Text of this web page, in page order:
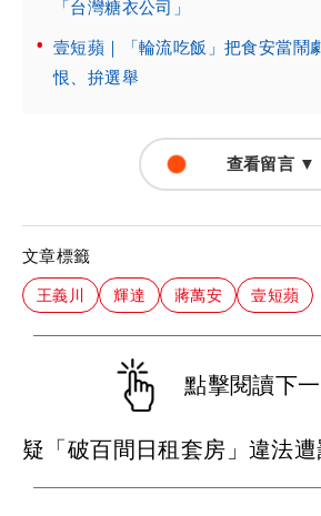
「台灣糖衣公司」
壹短蘋｜「輪流吃飯」把食安當
恨、拚選舉
查看留言 ▼
文章標籤
王義川 輝達 蔣萬安 壹短蘋
點擊閱讀下